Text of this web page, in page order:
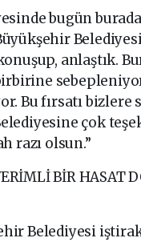
bugün
Belediyesi
anlaştık.
Bu fırsatı bizlere
çok
razı olsun.”
BİR HASAT
Belediyesi